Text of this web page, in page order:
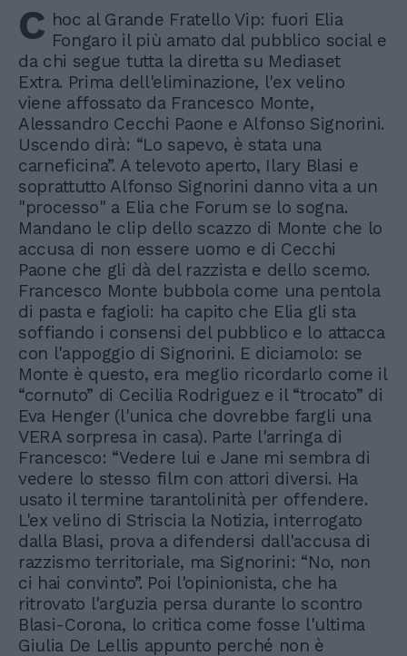
C hoc al Grande Fratello Vip: fuori Elia
Fongaro il più amato dal pubblico social e
da chi segue tutta la diretta su Mediaset
Extra. Prima dell'eliminazione, l'ex velino
viene affossato da Francesco Monte,
Alessandro Cecchi Paone e Alfonso Signorini.
Uscendo dirà: “Lo sapevo, è stata una
carneficina”. A televoto aperto, Ilary Blasi e
soprattutto Alfonso Signorini danno vita a un
"processo" a Elia che Forum se lo sogna.
Mandano le clip dello scazzo di Monte che lo
accusa di non essere uomo e di Cecchi
Paone che gli dà del razzista e dello scemo.
Francesco Monte bubbola come una pentola
di pasta e fagioli: ha capito che Elia gli sta
soffiando i consensi del pubblico e lo attacca
con l'appoggio di Signorini. E diciamolo: se
Monte è questo, era meglio ricordarlo come il
“cornuto” di Cecilia Rodriguez e il “trocato” di
Eva Henger (l'unica che dovrebbe fargli una
VERA sorpresa in casa). Parte l'arringa di
Francesco: “Vedere lui e Jane mi sembra di
vedere lo stesso film con attori diversi. Ha
usato il termine tarantolinità per offendere.
L'ex velino di Striscia la Notizia, interrogato
dalla Blasi, prova a difendersi dall'accusa di
razzismo territoriale, ma Signorini: “No, non
ci hai convinto”. Poi l'opinionista, che ha
ritrovato l'arguzia persa durante lo scontro
Blasi-Corona, lo critica come fosse l'ultima
Giulia De Lellis appunto perché non è